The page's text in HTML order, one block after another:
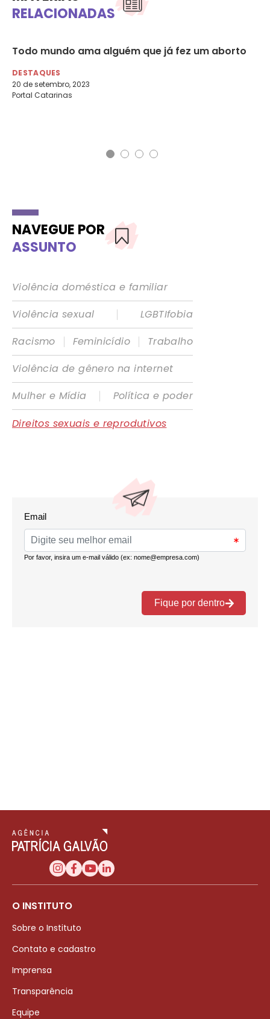
RELACIONADAS
Todo mundo ama alguém que já fez um aborto
DESTAQUES
20 de setembro, 2023
Portal Catarinas
NAVEGUE POR
ASSUNTO
Violência doméstica e familiar
Violência sexual
|
LGBTIfobia
Racismo
| Feminicídio |
Trabalho
Violência de gênero na internet
Mulher e Mídia
|
Política e poder
Direitos sexuais e reprodutivos
O INSTITUTO
Sobre o Instituto
Contato e cadastro
Imprensa
Transparência
Equipe